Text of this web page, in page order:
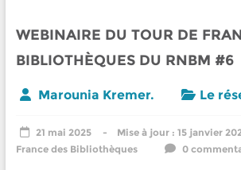
WEBINAIRE DU TOUR DE
BIBLIOTHÈQUES DU RNBM #6
Marounia Kremer. Le
21 mai 2025 15 janvier
France des Bibliothèques
0